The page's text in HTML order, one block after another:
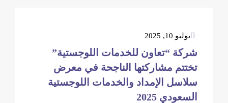
يوليو 10, 2025
شركة “تعاون للخدمات اللوجستية”
تختتم مشاركتها الناجحة في معرض
سلاسل الإمداد والخدمات اللوجستية
السعودي 2025